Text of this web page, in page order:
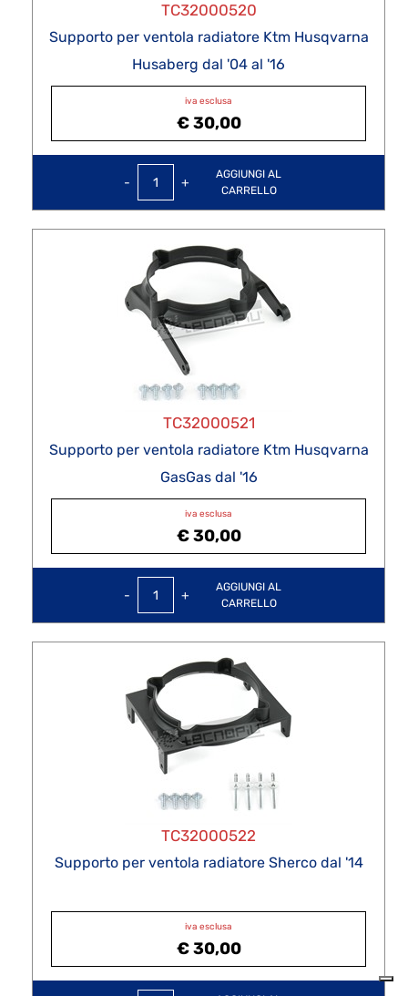
TC32000520
Supporto per ventola radiatore Ktm Husqvarna
Husaberg dal '04 al '16
iva esclusa
€ 30,00
QuantitàAGGIUNGI AL
CARRELLO
TC32000521
Supporto per ventola radiatore Ktm Husqvarna
GasGas dal '16
iva esclusa
€ 30,00
QuantitàAGGIUNGI AL
CARRELLO
TC32000522
Supporto per ventola radiatore Sherco dal '14
iva esclusa
€ 30,00